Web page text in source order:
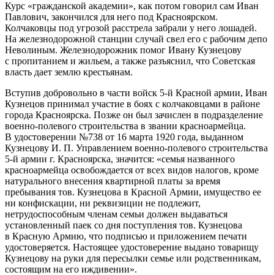
Курс «гражданской академии», как потом говорил сам Иван
Павлович, закончился для него под Красноярском.
Колчаковцы под угрозой расстрела забрали у него лошадей.
На железнодорожной станции случай свел его с рабочим депо
Неволиным. Железнодорожник помог Ивану Кузнецову
с пропитанием и жильем, а также разъяснил, что Советская
власть дает землю крестьянам.
Вступив добровольно в части войск 5-й Красной армии, Иван
Кузнецов принимал участие в боях с колчаковцами в районе
города Красноярска. Позже он был зачислен в подразделение
военно-полевого строительства в звании красноармейца.
В удостоверении №738 от 16 марта 1920 года, выданном
Кузнецову И. П. Управлением военно-полевого строительства
5-й армии г. Красноярска, значится: «семья названного
красноармейца освобождается от всех видов налогов, кроме
натурального внесения квартирной платы за время
пребывания тов. Кузнецова в Красной Армии, имущество ее
ни конфискации, ни реквизиции не подлежит,
нетрудоспособным членам семьи должен выдаваться
установленный паек со дня поступления тов. Кузнецова
в Красную Армию, что подписью и приложением печати
удостоверяется. Настоящее удостоверение выдано товарищу
Кузнецову на руки для пересылки семье или родственникам,
состоящим на его иждивении».